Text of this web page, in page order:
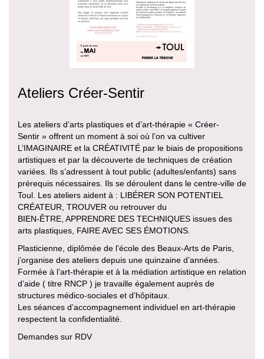
Ateliers Créer-Sentir
Les ateliers d’arts plastiques et d’art-thérapie « Créer-
Sentir » offrent un moment à soi où l’on va cultiver
L’IMAGINAIRE et la CRÉATIVITÉ par le biais de propositions
artistiques et par la découverte de techniques de création
variées. Ils s’adressent à tout public (adultes/enfants) sans
prérequis nécessaires. Ils se déroulent dans le centre-ville de
Toul. Les ateliers aident à : LIBÉRER SON POTENTIEL
CRÉATEUR, TROUVER ou retrouver du
BIEN-ÊTRE, APPRENDRE DES TECHNIQUES issues des
arts plastiques, FAIRE AVEC SES ÉMOTIONS.
Plasticienne, diplômée de l’école des Beaux-Arts de Paris,
j’organise des ateliers depuis une quinzaine d’années.
Formée à l’art-thérapie et à la médiation artistique en relation
d’aide ( titre RNCP ) je travaille également auprès de
structures médico-sociales et d’hôpitaux.
Les séances d’accompagnement individuel en art-thérapie
respectent la confidentialité.
Demandes sur RDV